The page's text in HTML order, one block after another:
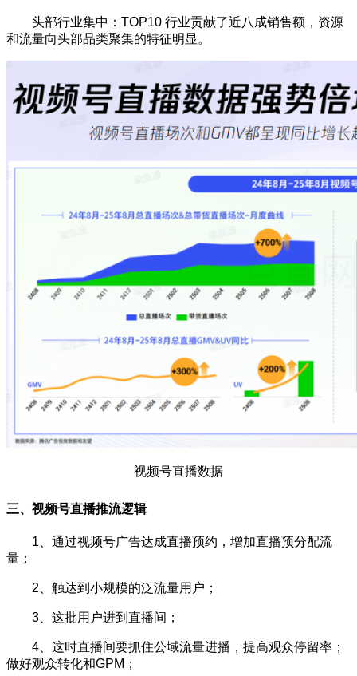
头部行业集中：TOP10 行业贡献了近八成销售额，资源
和流量向头部品类聚集的特征明显。
视频号直播数据
三、视频号直播推流逻辑
1、通过视频号广告达成直播预约，增加直播预分配流
量；
2、触达到小规模的泛流量用户；
3、这批用户进到直播间；
4、这时直播间要抓住公域流量进播，提高观众停留率；
做好观众转化和GPM；